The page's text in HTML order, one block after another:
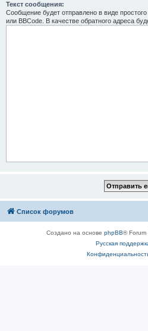
Текст сообщения:
Сообщение будет отправлено в виде простого
или BBCode. В качестве обратного адреса
Список форумов
Создано на основе phpBB® Forum
Русская